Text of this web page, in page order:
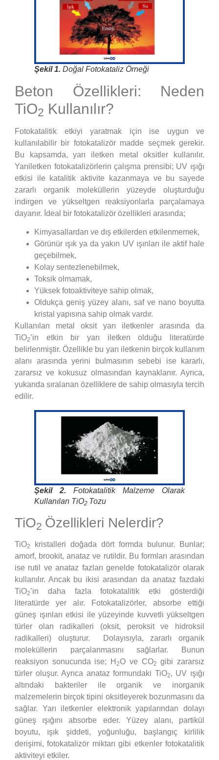
Şekil 1. Doğal Fotokataliz Örneği
Beton Özellikleri: Neden
TiO2 Kullanılır?
Fotokatalitik etkiyi yaratmak için ise uygun ve
kullanılabilir bir fotokatalizör madde seçmek gerekir.
Bu kapsamda, yarı iletken metal oksitler kullanılır.
Yarıiletken fotokatalizörlerin çalışma prensibi; UV ışığı
etkisi ile katalitik aktivite kazanmaya ve bu sayede
zararlı organik moleküllerin yüzeyde oluşturduğu
indirgen ve yükseltgen reaksiyonlarla parçalamaya
dayanır. İdeal bir fotokatalizör özellikleri arasında;
Kimyasallardan ve dış etkilerden etkilenmemek,
Görünür ışık ya da yakın UV ışınları ile aktif hale
geçebilmek,
Kolay sentezlenebilmek,
Toksik olmamak,
Yüksek fotoaktiviteye sahip olmak,
Oldukça geniş yüzey alanı, saf ve nano boyutta
kristal yapısına sahip olmak vardır.
Kullanılan metal oksit yarı iletkenler arasında da
TiO2’in etkin bir yarı iletken olduğu literatürde
belirlenmiştir. Özellikle bu yarı iletkenin birçok kullanım
alanı arasında yerini bulmasının sebebi ise kararlı,
zararsız ve kokusuz olmasından kaynaklanır. Ayrıca,
yukarıda sıralanan özelliklere de sahip olmasıyla tercih
edilir.
Şekil 2. Fotokatalitik Malzeme Olarak
Kullanılan TiO2 Tozu
TiO2 Özellikleri Nelerdir?
TiO2
kristalleri doğada dört formda bulunur. Bunlar;
amorf, brookit, anataz ve rutildir. Bu formları arasından
ise rutil ve anataz fazları genelde fotokatalizör olarak
kullanılır. Ancak bu ikisi arasından da anataz fazdaki
TiO2’in daha fazla fotokatalitik etki gösterdiği
literatürde yer alır. Fotokatalizörler, absorbe ettiği
güneş ışınları etkisi ile yüzeyinde kuvvetli yükseltgen
türler olan radikalleri (oksit, peroksit ve hidroksil
radikalleri) oluşturur. Dolayısıyla, zararlı organik
moleküllerin parçalanmasını sağlarlar. Bunun
reaksiyon sonucunda ise; H 2O ve CO2 gibi zararsız
türler oluşur. Ayrıca anataz formundaki TiO2, UV ışığı
altındaki bakteriler ile organik ve inorganik
malzemelerin birçok tipini oksitleyerek bozunmasını da
sağlar. Yarı iletkenler elektronik yapılarından dolayı
güneş ışığını absorbe eder. Yüzey alanı, partikül
boyutu, ışık şiddeti, yoğunluğu, başlangıç kirlilik
derişimi, fotokatalizör miktarı gibi etkenler fotokatalitik
aktiviteyi etkiler.